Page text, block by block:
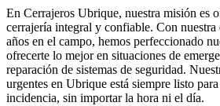
En Cerrajeros Ubrique, nuestra misión es
cerrajería integral y confiable. Con nuestra
años en el campo, hemos perfeccionado
ofrecerte lo mejor en situaciones de
reparación de sistemas de seguridad.
urgentes en Ubrique está siempre listo
incidencia, sin importar la hora ni el día.